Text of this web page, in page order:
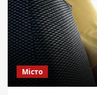
Місто